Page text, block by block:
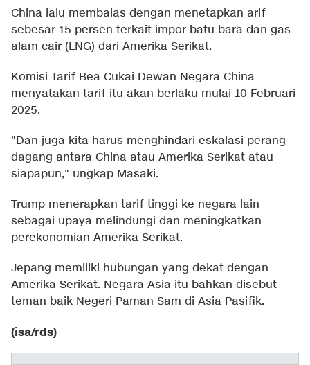
China lalu membalas dengan menetapkan arif
sebesar 15 persen terkait impor batu bara dan gas
alam cair (LNG) dari Amerika Serikat.
Komisi Tarif Bea Cukai Dewan Negara China
menyatakan tarif itu akan berlaku mulai 10 Februari
2025.
"Dan juga kita harus menghindari eskalasi perang
dagang antara China atau Amerika Serikat atau
siapapun," ungkap Masaki.
Trump menerapkan tarif tinggi ke negara lain
sebagai upaya melindungi dan meningkatkan
perekonomian Amerika Serikat.
Jepang memiliki hubungan yang dekat dengan
Amerika Serikat. Negara Asia itu bahkan disebut
teman baik Negeri Paman Sam di Asia Pasifik.
(isa/rds)